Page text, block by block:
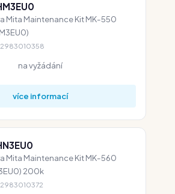
Mita Maintenance Kit MK-550
na vyžádání
více informací
Mita Maintenance Kit MK-560
200k